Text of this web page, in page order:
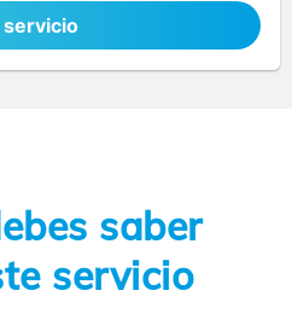
servicio
saber
servicio